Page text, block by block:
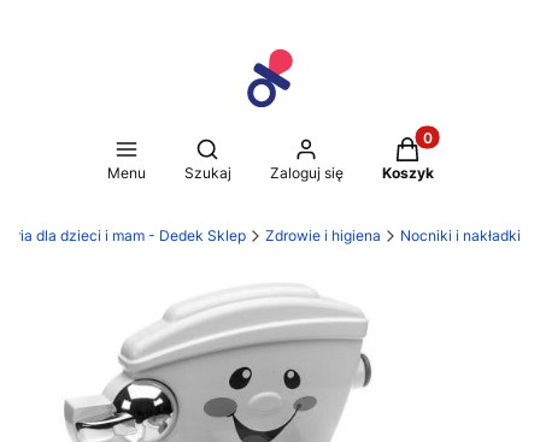
Menu
Otwórz wyszukiwarkę
Szukaj Zaloguj się
Produkty w
Koszyk
dla dzieci i mam - Dedek Sklep Zdrowie i higiena Nocniki i nakładki